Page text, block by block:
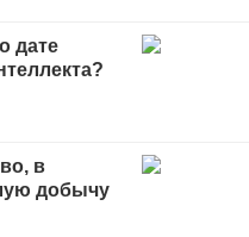
дате
в
добычу